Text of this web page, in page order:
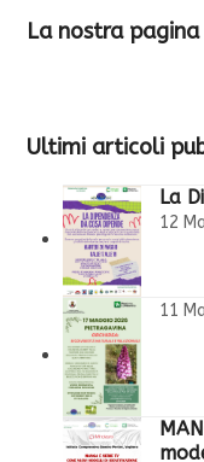
La nostra pagina
Ultimi articoli
La
12
11